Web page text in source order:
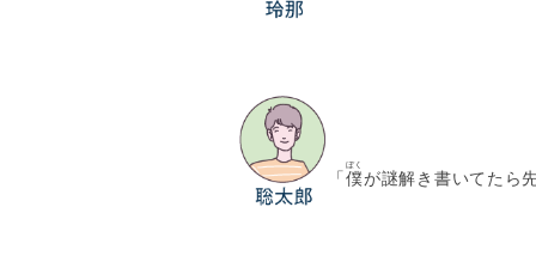
「 僕
ぼく
が謎解き書いてたら